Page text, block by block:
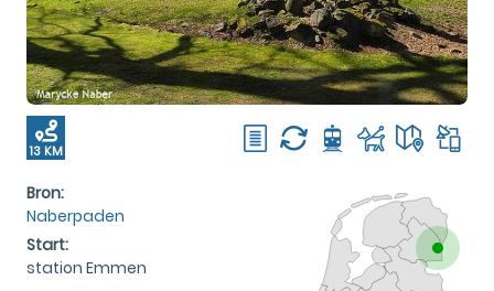
13 KM
Bron:
Naberpaden
Start:
station Emmen